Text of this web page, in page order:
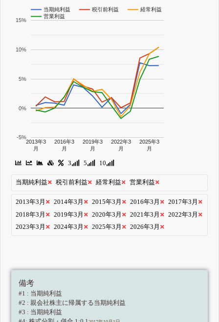
当期純利益 税引前利益
経常利益
営業利益
2013年3
月
2016年3
月
2019年3
月
2022年3
月
2025年3
月
-5%
0%
5%
10%
15%
3 5 10
当期純利益 税引前利益 経常利益 営業利益
2013年3月 2014年3月 2015年3月 2016年3月
2017年3月
2018年3月
2019年3月 2020年3月 2021年3月
2022年3月
2023年3月
2024年3月 2025年3月 2026年3月
備考
#1 : 当期純利益
#2 : 親会社株主に帰属する当期純利益
#3 : 当期純利益